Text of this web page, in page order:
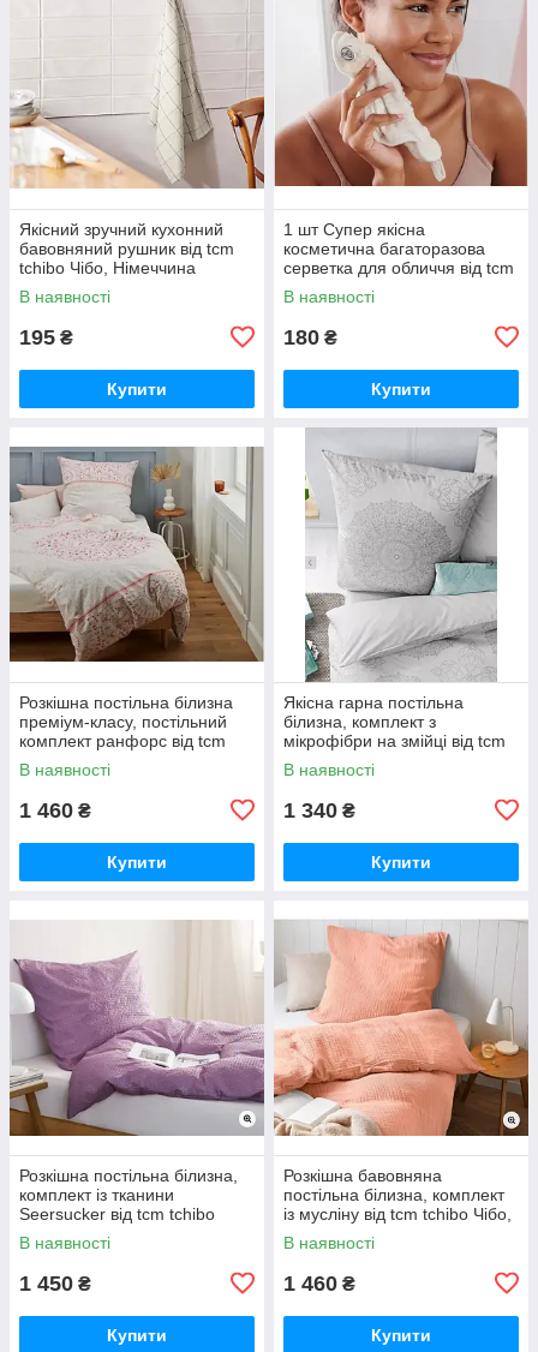
Якісний зручний кухонний
бавовняний рушник від tcm
tchibo Чібо, Німеччина
В наявності
195 ₴
Купити
1 шт Супер якісна
косметична багаторазова
серветка для обличчя від tcm
tchibo (Чібо), Німеччина
В наявності
180 ₴
Купити
Розкішна постільна білизна
преміум-класу, постільний
комплект ранфорс від tcm
tchibo Чібо, Німеччина
В наявності
1 460 ₴
Купити
Якісна гарна постільна
білизна, комплект з
мікрофібри на змійці від tcm
tchibo Чібо, Німеччина
В наявності
1 340 ₴
Купити
Розкішна постільна білизна,
комплект із тканини
Seersucker від tcm tchibo
Чібо, Німеччина
В наявності
1 450 ₴
Купити
Розкішна бавовняна
постільна білизна, комплект
із мусліну від tcm tchibo Чібо,
Німеччина
В наявності
1 460 ₴
Купити